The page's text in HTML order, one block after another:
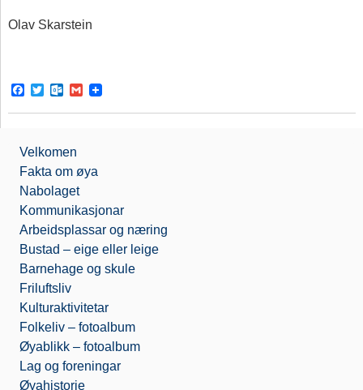
Olav Skarstein
F
c
o
o
k
T
i
e
r
O
t
o
k
.
c
o
m
G
a
Velkomen
Fakta om øya
Nabolaget
Kommunikasjonar
Arbeidsplassar og næring
Bustad – eige eller leige
Barnehage og skule
Friluftsliv
Kulturaktivitetar
Folkeliv – fotoalbum
Øyablikk – fotoalbum
Lag og foreningar
Øyahistorie